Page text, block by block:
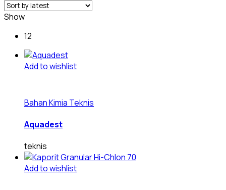
Show
12
Add to wishlist
Bahan Kimia Teknis
Aquadest
teknis
Add to wishlist